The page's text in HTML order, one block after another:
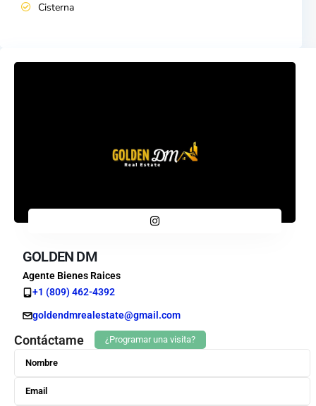
Cisterna
GOLDEN DM
Agente Bienes Raices
+1 (809) 462-4392
goldendmrealestate@gmail.com
Contáctame ¿Programar una visita?